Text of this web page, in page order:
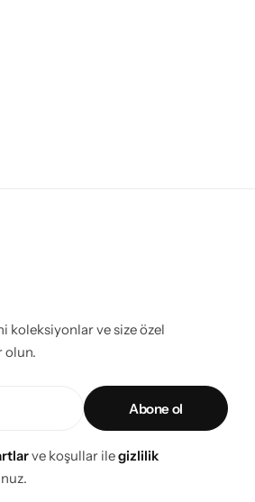
koleksiyonlar ve size özel
olun.
ve koşullar ilegizlilik